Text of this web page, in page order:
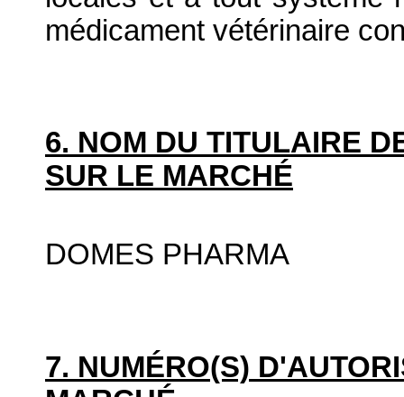
médicament vétérinaire
6. NOM DU TITULAIRE
SUR LE MARCHÉ
DOMES PHARMA
7. NUMÉRO(S)